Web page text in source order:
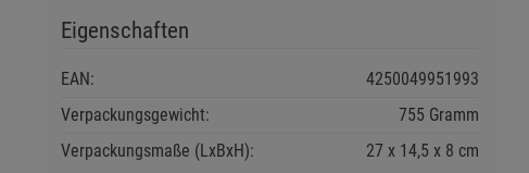
Eigenschaften
EAN:
4250049951993
Verpackungsgewicht:
755 Gramm
Verpackungsmaße (LxBxH):
27 14,5 8 cm